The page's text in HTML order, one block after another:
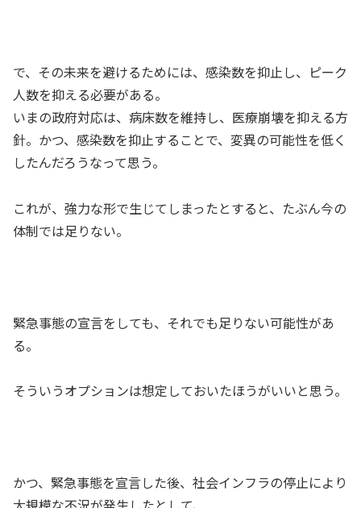
で、その未来を避けるためには、感染数を抑止し、ピーク
人数を抑える必要がある。
いまの政府対応は、病床数を維持し、医療崩壊を抑える方
針。かつ、感染数を抑止することで、変異の可能性を低く
したんだろうなって思う。
これが、強力な形で生じてしまったとすると、たぶん今の
体制では足りない。
緊急事態の宣言をしても、それでも足りない可能性があ
る。
そういうオプションは想定しておいたほうがいいと思う。
かつ、緊急事態を宣言した後、社会インフラの停止により